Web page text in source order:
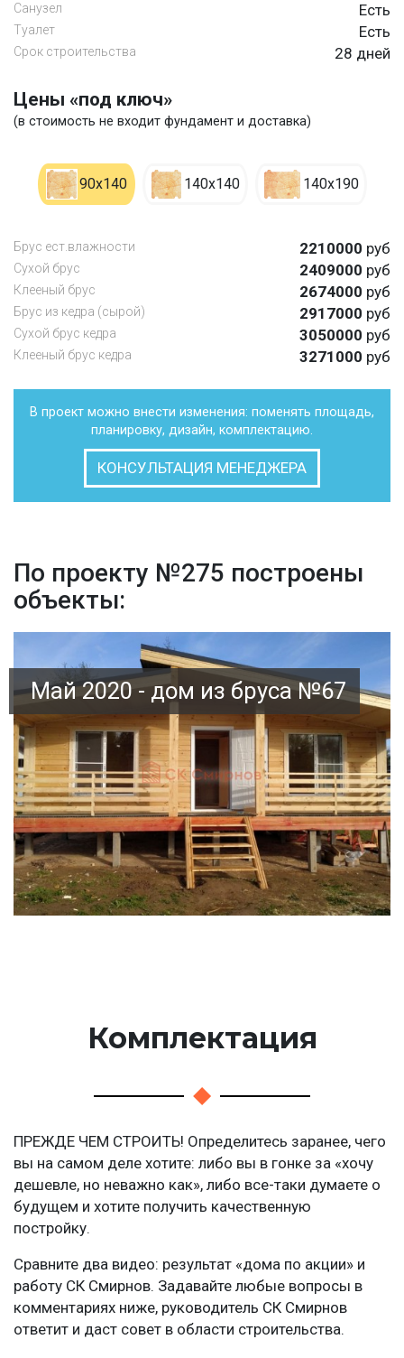
Санузел Есть
Туалет Есть
Срок строительства 28 дней
Цены «под ключ»
(в стоимость не входит фундамент и доставка)
90х140 140х140 140х190
Брус ест.влажности 2210000 руб
Сухой брус 2409000 руб
Клееный брус 2674000 руб
Брус из кедра (сырой) 2917000 руб
Сухой брус кедра 3050000 руб
Клееный брус кедра 3271000 руб
В проект можно внести изменения: поменять площадь,
планировку, дизайн, комплектацию.
КОНСУЛЬТАЦИЯ МЕНЕДЖЕРА
По проекту №275 построены
объекты:
Май 2020 - дом из бруса №67
Комплектация
ПРЕЖДЕ ЧЕМ СТРОИТЬ! Определитесь заранее, чего
вы на самом деле хотите: либо вы в гонке за «хочу
дешевле, но неважно как», либо все-таки думаете о
будущем и хотите получить качественную
постройку.
Сравните два видео: результат «дома по акции» и
работу СК Смирнов. Задавайте любые вопросы в
комментариях ниже, руководитель СК Смирнов
ответит и даст совет в области строительства.